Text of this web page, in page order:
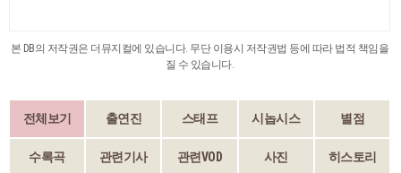
본 DB의 저작권은 더뮤지컬에 있습니다. 무단 이용시 저작권법 등에 따라 법적 책임을
질 수 있습니다.
전체보기 출연진 스태프 시놉시스 별점
수록곡 관련기사 관련VOD 사진 히스토리